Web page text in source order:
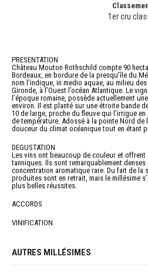
1er cru
PRESENTATION
Château Mouton Rothschild compte 90
Bordeaux, en bordure de la presqu’île du
nom l’indique, in medio aquae, au milieu des
Gironde, à l’Ouest l’océan Atlantique. Le
l’époque romaine, possède actuellement
environ. Il est planté sur une étroite bande
10 de large, proche du fleuve qui l’irrigue
de température. Adossé à la pointe Nord
douceur du climat océanique tout en étant
DEGUSTATION
Les vins ont beaucoup de couleur et offrent
tanniques. Ils sont remarquablement
concentration aromatique rare. Du fait de la
produites sont en retrait, mais le millésime
plus belles réussites.
ACCORDS
VINIFICATION
AUTRES MILLÉSIMES